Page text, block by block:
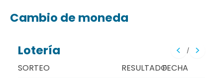
Cambio de moneda
Lotería /
SORTEO RESULTADOFECHA